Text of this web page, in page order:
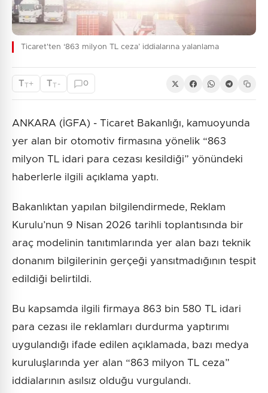
Ticaret'ten ‘863 milyon TL ceza’ iddialarına yalanlama
TT+ TT - 0
ANKARA (İGFA) - Ticaret Bakanlığı, kamuoyunda
yer alan bir otomotiv firmasına yönelik “863
milyon TL idari para cezası kesildiği” yönündeki
haberlerle ilgili açıklama yaptı.
Bakanlıktan yapılan bilgilendirmede, Reklam
Kurulu’nun 9 Nisan 2026 tarihli toplantısında bir
araç modelinin tanıtımlarında yer alan bazı teknik
donanım bilgilerinin gerçeği yansıtmadığının tespit
edildiği belirtildi.
Bu kapsamda ilgili firmaya 863 bin 580 TL idari
para cezası ile reklamları durdurma yaptırımı
uygulandığı ifade edilen açıklamada, bazı medya
kuruluşlarında yer alan “863 milyon TL ceza”
iddialarının asılsız olduğu vurgulandı.